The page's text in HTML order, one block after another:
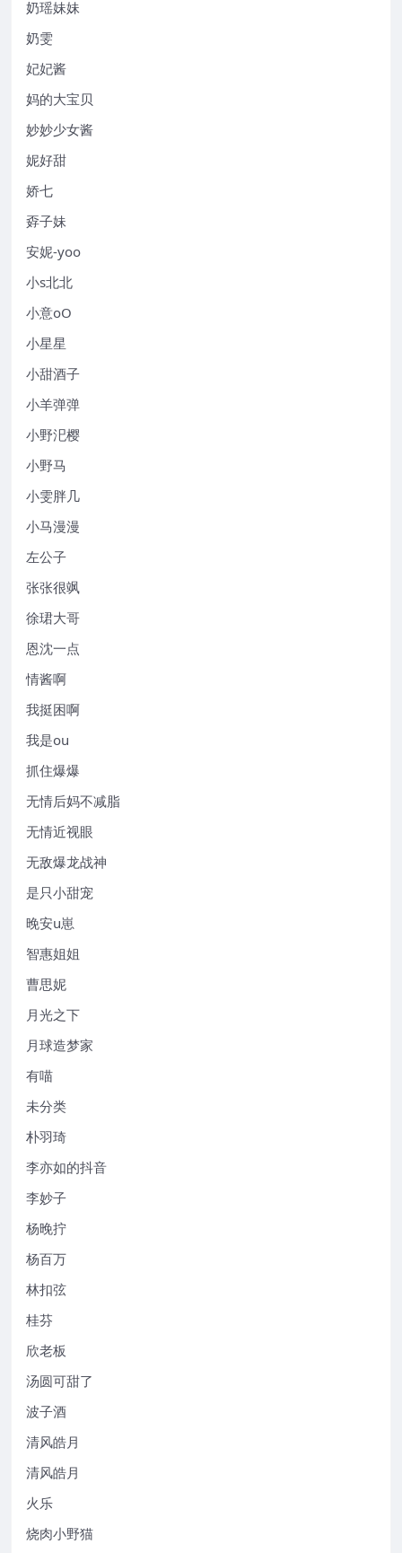
奶瑶妹妹
奶雯
妃妃酱
妈的大宝贝
妙妙少女酱
妮好甜
娇七
孬子妹
安妮-yoo
小s北北
小意oO
小星星
小甜酒子
小羊弹弹
小野汜樱
小野马
小雯胖几
小马漫漫
左公子
张张很飒
徐珺大哥
恩沈一点
情酱啊
我挺困啊
我是ou
抓住爆爆
无情后妈不减脂
无情近视眼
无敌爆龙战神
是只小甜宠
晚安u崽
智惠姐姐
曹思妮
月光之下
月球造梦家
有喵
未分类
朴羽琦
李亦如的抖音
李妙子
杨晚拧
杨百万
林扣弦
桂芬
欣老板
汤圆可甜了
波子酒
清风皓月
清风皓月
火乐
烧肉小野猫